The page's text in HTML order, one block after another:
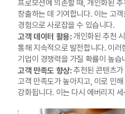
프로모션에 의존할 때, 개인화된
창출하는 데 기여합니다. 이는 고
경험으로 사로잡을 수 있습니다.
고객 데이터 활용:개인화된 추천
통해 지속적으로 발전합니다. 이러
기업이 경쟁력을 가질 확률이 높습
고객 만족도 향상:추천된 콘텐츠가
고객 만족도가 높아지고, 이로 인
강화됩니다. 이는 다시 에버리지